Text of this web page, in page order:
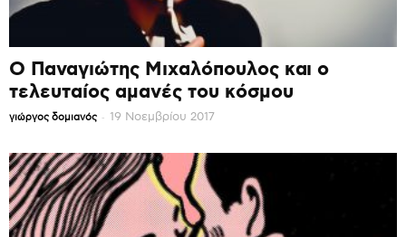
Ο Παναγιώτης Μιχαλόπουλος και ο
τελευταίος αμανές του κόσμου
γιώργος δομιανός - 19 Νοεμβρίου 2017